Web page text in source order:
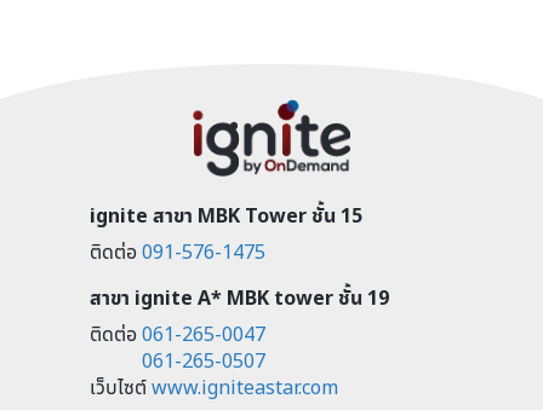
ignite สาขา MBK Tower ชั้น 15
ติดต่อ091-576-1475
สาขา ignite A* MBK tower ชั้น 19
ติดต่อ061-265-0047
061-265-0507
เว็บไซต์www.igniteastar.com